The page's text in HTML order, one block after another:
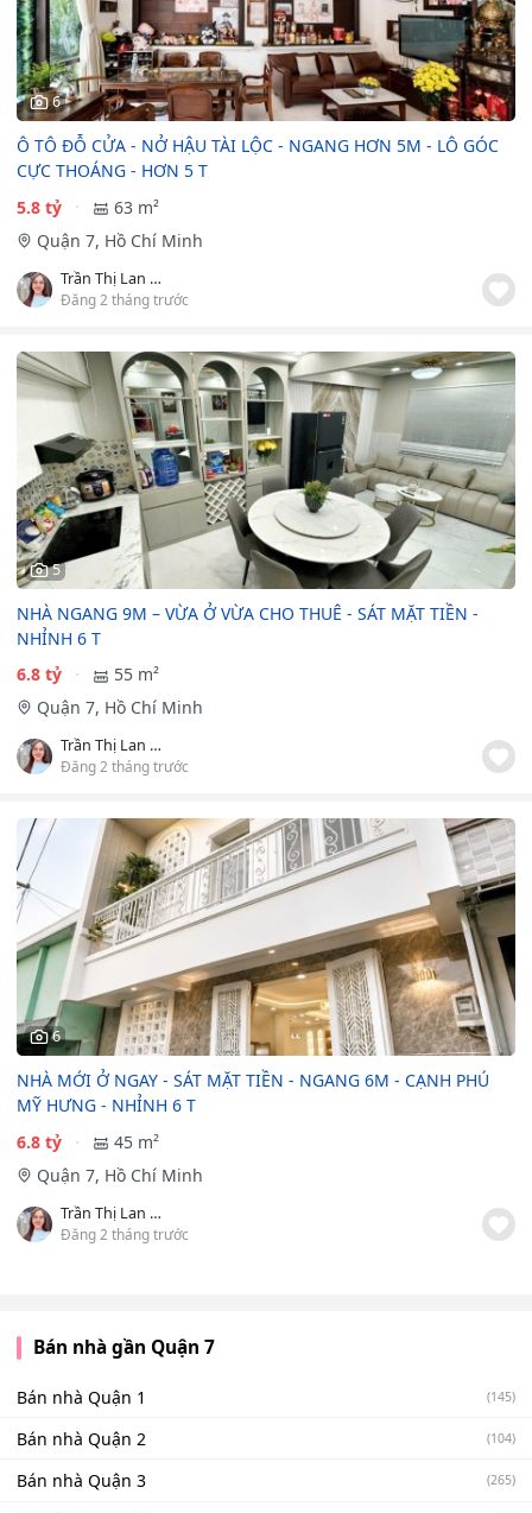
6
Ô TÔ ĐỖ CỬA - NỞ HẬU TÀI LỘC - NGANG HƠN 5M - LÔ GÓC
CỰC THOÁNG - HƠN 5 T
5.8 tỷ
63 m²
Quận 7, Hồ Chí Minh
Trần Thị Lan Phương
Đăng 2 tháng trước
5
NHÀ NGANG 9M – VỪA Ở VỪA CHO THUÊ - SÁT MẶT TIỀN -
NHỈNH 6 T
6.8 tỷ
55 m²
Quận 7, Hồ Chí Minh
Trần Thị Lan Phương
Đăng 2 tháng trước
6
NHÀ MỚI Ở NGAY - SÁT MẶT TIỀN - NGANG 6M - CẠNH PHÚ
MỸ HƯNG - NHỈNH 6 T
6.8 tỷ
45 m²
Quận 7, Hồ Chí Minh
Trần Thị Lan Phương
Đăng 2 tháng trước
Bán nhà gần Quận 7
Bán nhà Quận 1 (145)
Bán nhà Quận 2 (104)
Bán nhà Quận 3 (265)